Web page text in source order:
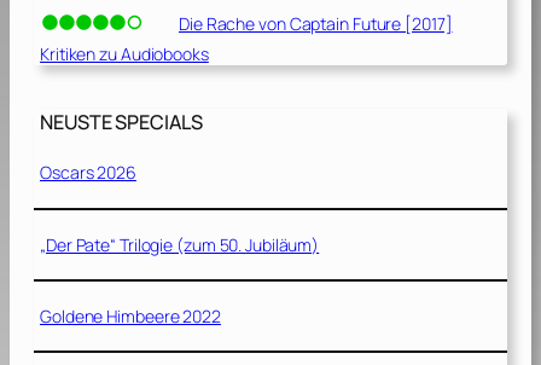
Die Rache von Captain Future [2017]
Kritiken zu Audiobooks
NEUSTE SPECIALS
Oscars 2026
„Der Pate“ Trilogie (zum 50. Jubiläum)
Goldene Himbeere 2022